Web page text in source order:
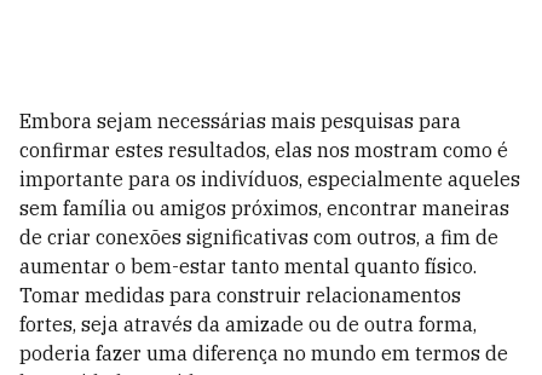
Embora sejam necessárias mais pesquisas para
confirmar estes resultados, elas nos mostram como é
importante para os indivíduos, especialmente aqueles
sem família ou amigos próximos, encontrar maneiras
de criar conexões significativas com outros, a fim de
aumentar o bem-estar tanto mental quanto físico.
Tomar medidas para construir relacionamentos
fortes, seja através da amizade ou de outra forma,
poderia fazer uma diferença no mundo em termos de